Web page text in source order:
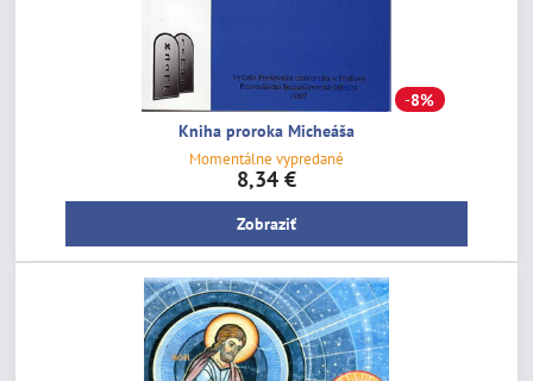
8%
Kniha proroka Micheáša
Momentálne vypredané
8,34 €
Zobraziť